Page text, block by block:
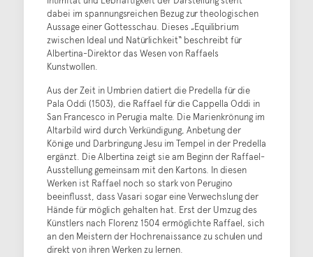
dabei im spannungsreichen Bezug zur theologischen
Aussage einer Gottesschau. Dieses „Equilibrium
zwischen Ideal und Natürlichkeit“ beschreibt für
Albertina-Direktor das Wesen von Raffaels
Kunstwollen.
Aus der Zeit in Umbrien datiert die Predella für die
Pala Oddi (1503), die Raffael für die Cappella Oddi in
San Francesco in Perugia malte. Die Marienkrönung im
Altarbild wird durch Verkündigung, Anbetung der
Könige und Darbringung Jesu im Tempel in der Predella
ergänzt. Die Albertina zeigt sie am Beginn der Raffael-
Ausstellung gemeinsam mit den Kartons. In diesen
Werken ist Raffael noch so stark von Perugino
beeinflusst, dass Vasari sogar eine Verwechslung der
Hände für möglich gehalten hat. Erst der Umzug des
Künstlers nach Florenz 1504 ermöglichte Raffael, sich
an den Meistern der Hochrenaissance zu schulen und
direkt von ihren Werken zu lernen.